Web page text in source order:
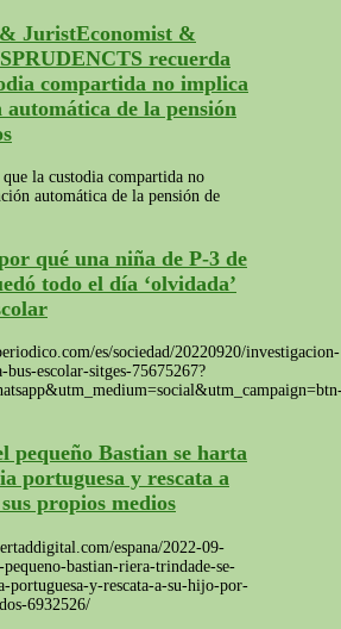
JuristEconomist &
recuerda
compartida no implica
de la pensión
la custodia compartida no
automática de la pensión de
qué una niña de P-3 de
todo el día ‘olvidada’
es/sociedad/20220920/investigacion-
escolar-sitges-75675267?
pequeño Bastian se harta
portuguesa y rescata a
propios medios
espana/2022-09-
bastian-riera-trindade-se-
portuguesa-y-rescata-a-su-hijo-por-
6932526/